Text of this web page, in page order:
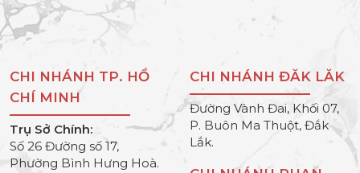
CHI NHÁNH TP. HỒ
CHÍ MINH
Trụ Sở Chính:
Số 26 Đường số 17,
Phường Bình Hưng Hoà.
CHI NHÁNH ĐĂK LĂK
Đường Vành Đai, Khối 07,
P. Buôn Ma Thuột, Đắk
Lắk.